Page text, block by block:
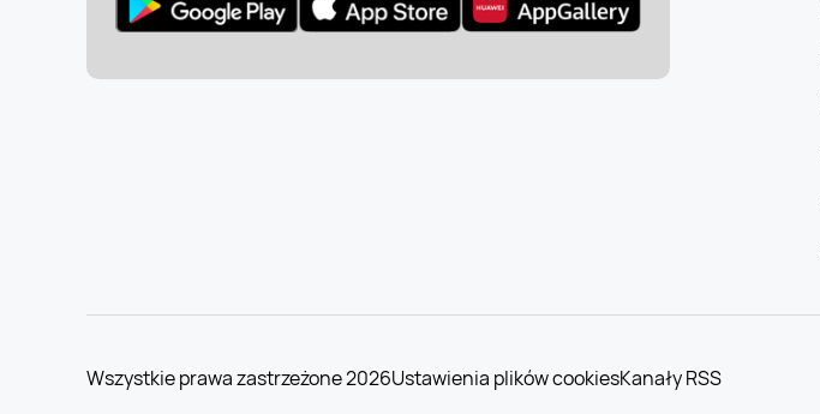
Wszystkie prawa zastrzeżone 2026Ustawienia plików cookiesKanały RSS